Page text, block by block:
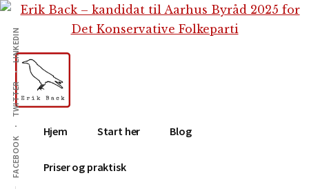
Skip
indhold
Gå
primær
sidebar
Skip
footer
Additional
menu
FACEBOOK
TWITTER
LINKEDIN
Erik
Back
Tekstforfatter,
content
creation,
blog,
Hjem Start her Blog
Priser og praktisk